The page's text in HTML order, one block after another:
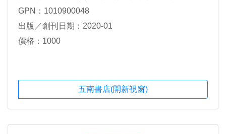
GPN：1010900048
出版／創刊日期：2020-01
價格：1000
五南書店(開新視窗)